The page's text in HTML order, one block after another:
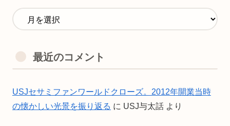
最近のコメント
USJセサミファンワールドクローズ。2012年開業当時
の懐かしい光景を振り返る に USJ与太話 より